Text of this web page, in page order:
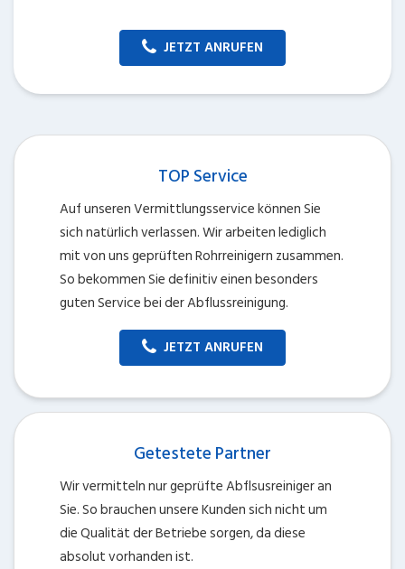
JETZT ANRUFEN
TOP Service
Auf unseren Vermittlungsservice können Sie
sich natürlich verlassen. Wir arbeiten lediglich
mit von uns geprüften Rohrreinigern zusammen.
So bekommen Sie definitiv einen besonders
guten Service bei der Abflussreinigung.
JETZT ANRUFEN
Getestete Partner
Wir vermitteln nur geprüfte Abflsusreiniger an
Sie. So brauchen unsere Kunden sich nicht um
die Qualität der Betriebe sorgen, da diese
absolut vorhanden ist.